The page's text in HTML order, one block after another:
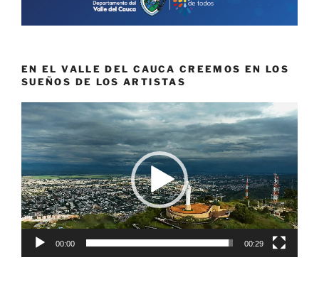
EN EL VALLE DEL CAUCA CREEMOS EN LOS
SUEÑOS DE LOS ARTISTAS
Reproductor
de
vídeo
00:00 00:29